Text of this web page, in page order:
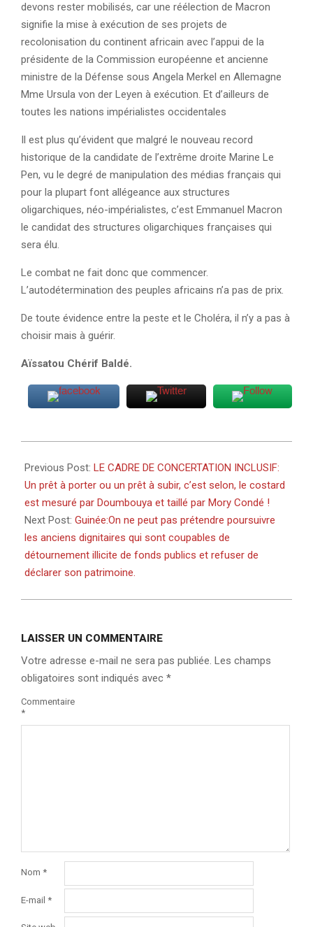
devons rester mobilisés, car une réélection de Macron
signifie la mise à exécution de ses projets de
recolonisation du continent africain avec l’appui de la
présidente de la Commission européenne et ancienne
ministre de la Défense sous Angela Merkel en Allemagne
Mme Ursula von der Leyen à exécution. Et d’ailleurs de
toutes les nations impérialistes occidentales
Il est plus qu’évident que malgré le nouveau record
historique de la candidate de l’extrême droite Marine Le
Pen, vu le degré de manipulation des médias français qui
pour la plupart font allégeance aux structures
oligarchiques, néo-impérialistes, c’est Emmanuel Macron
le candidat des structures oligarchiques françaises qui
sera élu.
Le combat ne fait donc que commencer.
L’autodétermination des peuples africains n’a pas de prix.
De toute évidence entre la peste et le Choléra, il n’y a pas à
choisir mais à guérir.
Aïssatou Chérif Baldé.
04-
10
Previous Post: LE CADRE DE CONCERTATION INCLUSIF:
Un prêt à porter ou un prêt à subir, c’est selon, le costard
est mesuré par Doumbouya et taillé par Mory Condé !
Next Post: Guinée:On ne peut pas prétendre poursuivre
les anciens dignitaires qui sont coupables de
détournement illicite de fonds publics et refuser de
déclarer son patrimoine.
LAISSER UN COMMENTAIRE
Votre adresse e-mail ne sera pas publiée. Les champs
obligatoires sont indiqués avec *
Commentaire
*
Nom *
E-mail *